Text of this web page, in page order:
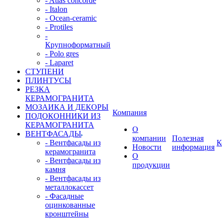
- Italon
- Ocean-ceramic
- Protiles
-
Крупноформатный
- Polo gres
- Laparet
СТУПЕНИ
ПЛИНТУСЫ
РЕЗКА
КЕРАМОГРАНИТА
МОЗАИКА И ДЕКОРЫ
ПОДОКОННИКИ ИЗ
КЕРАМОГРАНИТА
ВЕНТФАСАДЫ
- Вентфасады из
керамогранита
- Вентфасады из
камня
- Вентфасады из
металлокассет
- Фасадные
оцинкованные
кронштейны
Компания
О
компании
Новости
О
продукции
Полезная
информация